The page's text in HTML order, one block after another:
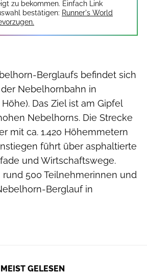
zu bekommen. Einfach Link
bestätigen: Runner's World
Berglaufs befindet sich
Nebelhornbahn in
Das Ziel ist am Gipfel
Nebelhorns. Die Strecke
mit ca. 1.420 Höhemmetern
führt über asphaltierte
und Wirtschaftswege.
500 Teilnehmerinnen und
Berglauf in
MEIST GELESEN